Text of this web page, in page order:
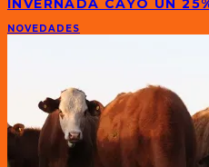
INVERNADA CAYÓ UN
NOVEDADES